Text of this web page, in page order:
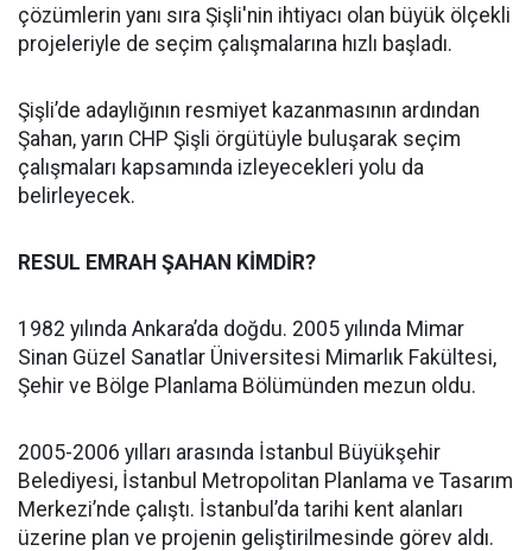
çözümlerin yanı sıra Şişli'nin ihtiyacı olan büyük ölçekli
projeleriyle de seçim çalışmalarına hızlı başladı.
Şişli’de adaylığının resmiyet kazanmasının ardından
Şahan, yarın CHP Şişli örgütüyle buluşarak seçim
çalışmaları kapsamında izleyecekleri yolu da
belirleyecek.
RESUL EMRAH ŞAHAN KİMDİR?
1982 yılında Ankara’da doğdu. 2005 yılında Mimar
Sinan Güzel Sanatlar Üniversitesi Mimarlık Fakültesi,
Şehir ve Bölge Planlama Bölümünden mezun oldu.
2005-2006 yılları arasında İstanbul Büyükşehir
Belediyesi, İstanbul Metropolitan Planlama ve Tasarım
Merkezi’nde çalıştı. İstanbul’da tarihi kent alanları
üzerine plan ve projenin geliştirilmesinde görev aldı.